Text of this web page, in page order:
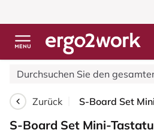
Zurück S-Board Set
S-Board Set Mini-